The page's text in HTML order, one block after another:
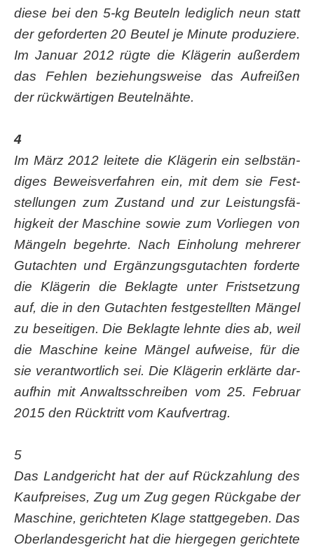
die­se bei den 5‑kg Beu­teln ledig­lich neun statt
der gefor­der­ten 20 Beu­tel je Minu­te pro­du­zie­re.
Im Janu­ar 2012 rüg­te die Klä­ge­rin außer­dem
das Feh­len bezie­hungs­wei­se das Auf­rei­ßen
der rück­wär­ti­gen Beutelnähte.
4
Im März 2012 lei­te­te die Klä­ge­rin ein selb­stän­
di­ges Beweis­ver­fah­ren ein, mit dem sie Fest­
stel­lun­gen zum Zustand und zur Leis­tungs­fä­
hig­keit der Maschi­ne sowie zum Vor­lie­gen von
Män­geln begehr­te. Nach Ein­ho­lung meh­re­rer
Gut­ach­ten und Ergän­zungs­gut­ach­ten for­der­te
die Klä­ge­rin die Beklag­te unter Frist­set­zung
auf, die in den Gut­ach­ten fest­ge­stell­ten Män­gel
zu besei­ti­gen. Die Beklag­te lehn­te dies ab, weil
die Maschi­ne kei­ne Män­gel auf­wei­se, für die
sie ver­ant­wort­lich sei. Die Klä­ge­rin erklär­te dar­
auf­hin mit Anwalts­schrei­ben vom 25. Febru­ar
2015 den Rück­tritt vom Kaufvertrag.
5
Das Land­ge­richt hat der auf Rück­zah­lung des
Kauf­prei­ses, Zug um Zug gegen Rück­ga­be der
Maschi­ne, gerich­te­ten Kla­ge statt­ge­ge­ben. Das
Ober­lan­des­ge­richt hat die hier­ge­gen gerich­te­te